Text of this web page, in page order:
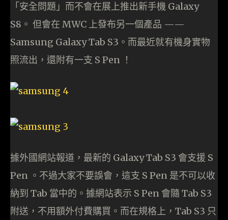
「安全問題」而不會在展上推出新手機 Galaxy
S8。 但會在 MWC 上發布另一個產品 ——
Samsung Galaxy Tab S3。而最近就有機身實物
照流出，還附有一支 S Pen ！
據外國網站報道，最新的 Galaxy Tab S3 會支援 S
Pen 。不過大家不要誤會，這支 S Pen 是不可以收
納到 Tab 當中的。據網站表示 S Pen 會隨 Tab S3
附送，不用額外付費購買。而在規格上，Tab S3 只